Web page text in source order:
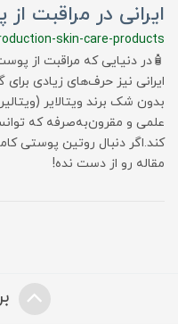
ایرانی در مراقبت
skin-care-products
🧴در دنیایی که مراقبت از
ایرانی نیز حرف‌های زیادی
علمی و مقرون‌به‌صرفه که
کند.اگر دنبال روتین پوستی
مقاله رو از دست نده!